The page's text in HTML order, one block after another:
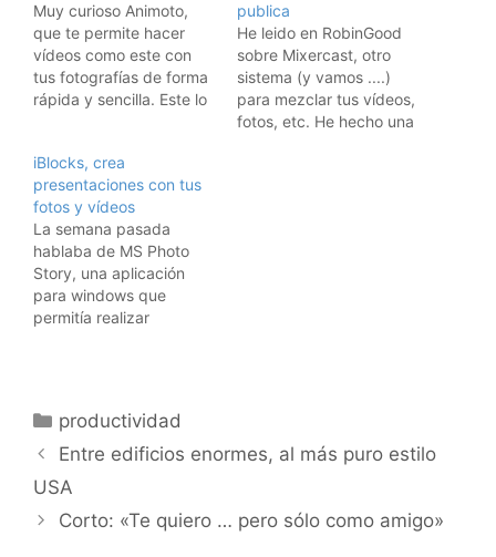
Muy curioso Animoto,
que te permite hacer
vídeos como este con
tus fotografías de forma
rápida y sencilla. Este lo
mías que tenía en Flickr.
Muy recomendable. Lo
vi hace tiempo en
Wwhatsnew, pero lo
acabo de probar, y me
ha gustado.
publica
He leido en RobinGood
sobre Mixercast, otro
sistema (y vamos ....)
para mezclar tus vídeos,
fotos, etc. He hecho una
iBlocks, crea
presentaciones con tus
fotos y vídeos
La semana pasada
hablaba de MS Photo
Story, una aplicación
para windows que
permitía realizar
una aplicación web
genial que, sin
obviamente disponible
tanto si tienes windows
Categorías
productividad
Entre edificios enormes, al más puro estilo
USA
Corto: «Te quiero … pero sólo como amigo»